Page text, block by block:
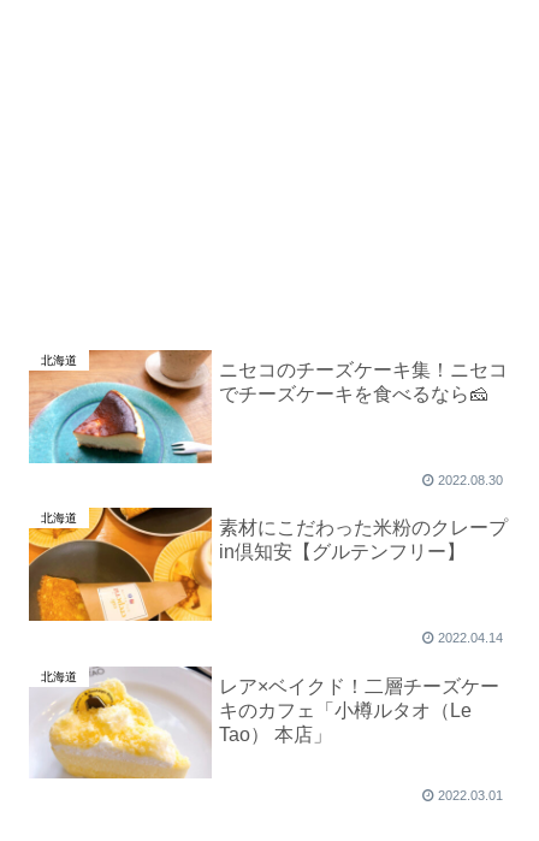
北海道
ニセコのチーズケーキ集！ニセコ
でチーズケーキを食べるなら🧀
2022.08.30
北海道
素材にこだわった米粉のクレープ
in倶知安【グルテンフリー】
2022.04.14
北海道
レア×ベイクド！二層チーズケー
キのカフェ「小樽ルタオ（Le
Tao） 本店」
2022.03.01